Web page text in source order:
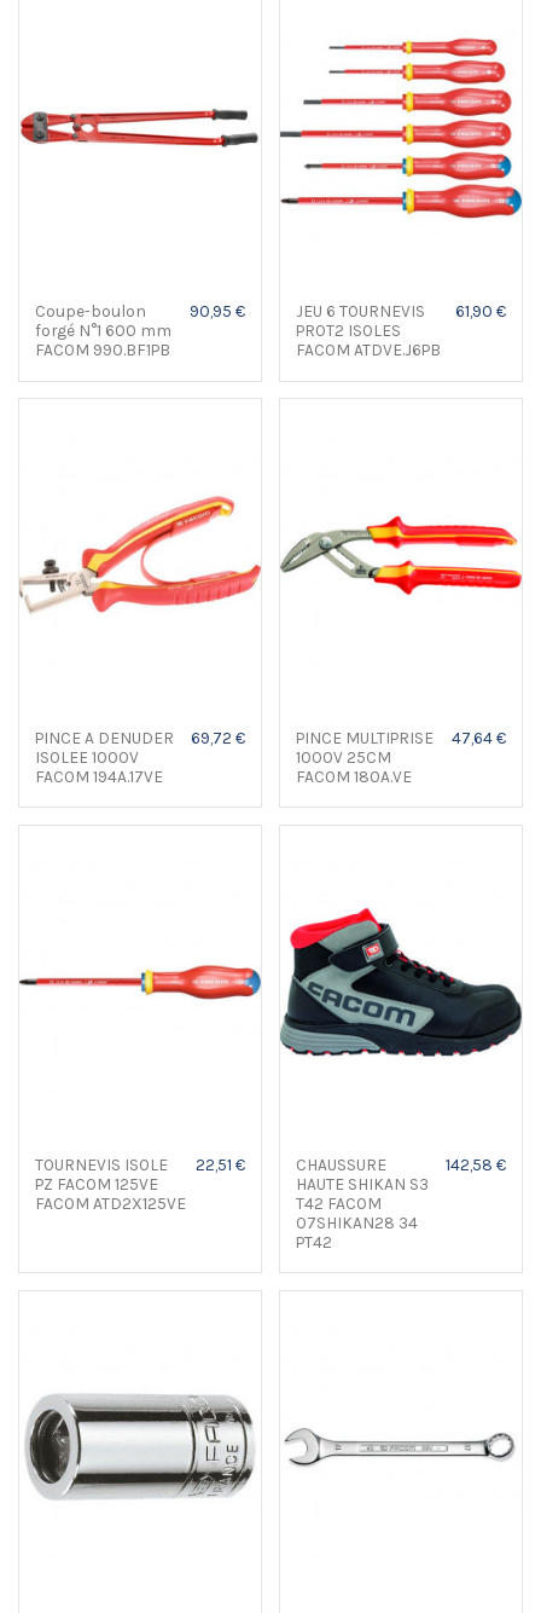
Coupe-boulon
forgé N°1 600 mm
FACOM 990.BF1PB
90,95 €
JEU 6 TOURNEVIS
PROT2 ISOLES
FACOM ATDVE.J6PB
61,90 €
PINCE A DENUDER
ISOLEE 1000V
FACOM 194A.17VE
69,72 €
PINCE MULTIPRISE
1000V 25CM
FACOM 180A.VE
47,64 €
TOURNEVIS ISOLE
PZ FACOM 125VE
FACOM ATD2X125VE
22,51 €
CHAUSSURE
HAUTE SHIKAN S3
T42 FACOM
07SHIKAN28 34
PT42
142,58 €